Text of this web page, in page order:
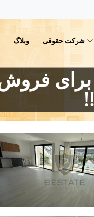
شرکت حقوقی وبلاگ